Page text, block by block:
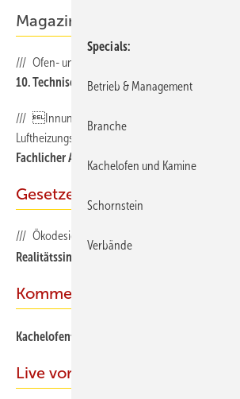
Magazin
/// Ofen- und Luftheizungsbauerinnung der Pfalz
10. Technische Innungsammlung
/// Innungstreffen des Kachelofen- und
Luftheizungsbauerhandwerks München-
Fachlicher Austausch mit Weitblick
Gesetze & Verordnungen
/// Ökodesign
Realitätssinn statt Ideologie
Kommentar
Kachelofentage 2025 – Mitmachen und
Live vor Ort
Specials
Betrieb & Management
Branche
Kachelofen und Kamine
Schornstein
Verbände